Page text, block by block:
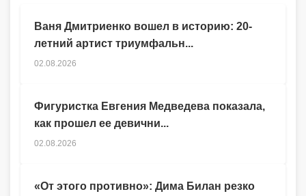
Ваня Дмитриенко вошел в историю: 20-
летний артист триумфальн...
02.08.2026
Фигуристка Евгения Медведева показала,
как прошел ее девични...
02.08.2026
«От этого противно»: Дима Билан резко